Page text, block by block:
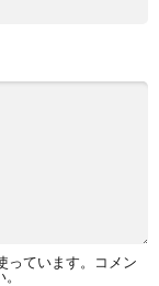
ています。
コメン
。